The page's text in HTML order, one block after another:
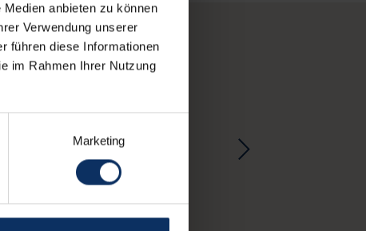
anbieten zu können
Verwendung unserer
führen diese Informationen
im Rahmen Ihrer Nutzung
Marketing